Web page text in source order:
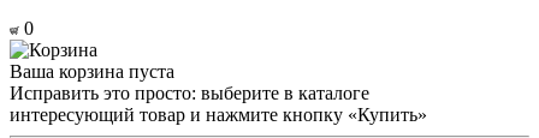
0
Ваша корзина пуста
Исправить это просто: выберите в каталоге
интересующий товар и нажмите кнопку «Купить»